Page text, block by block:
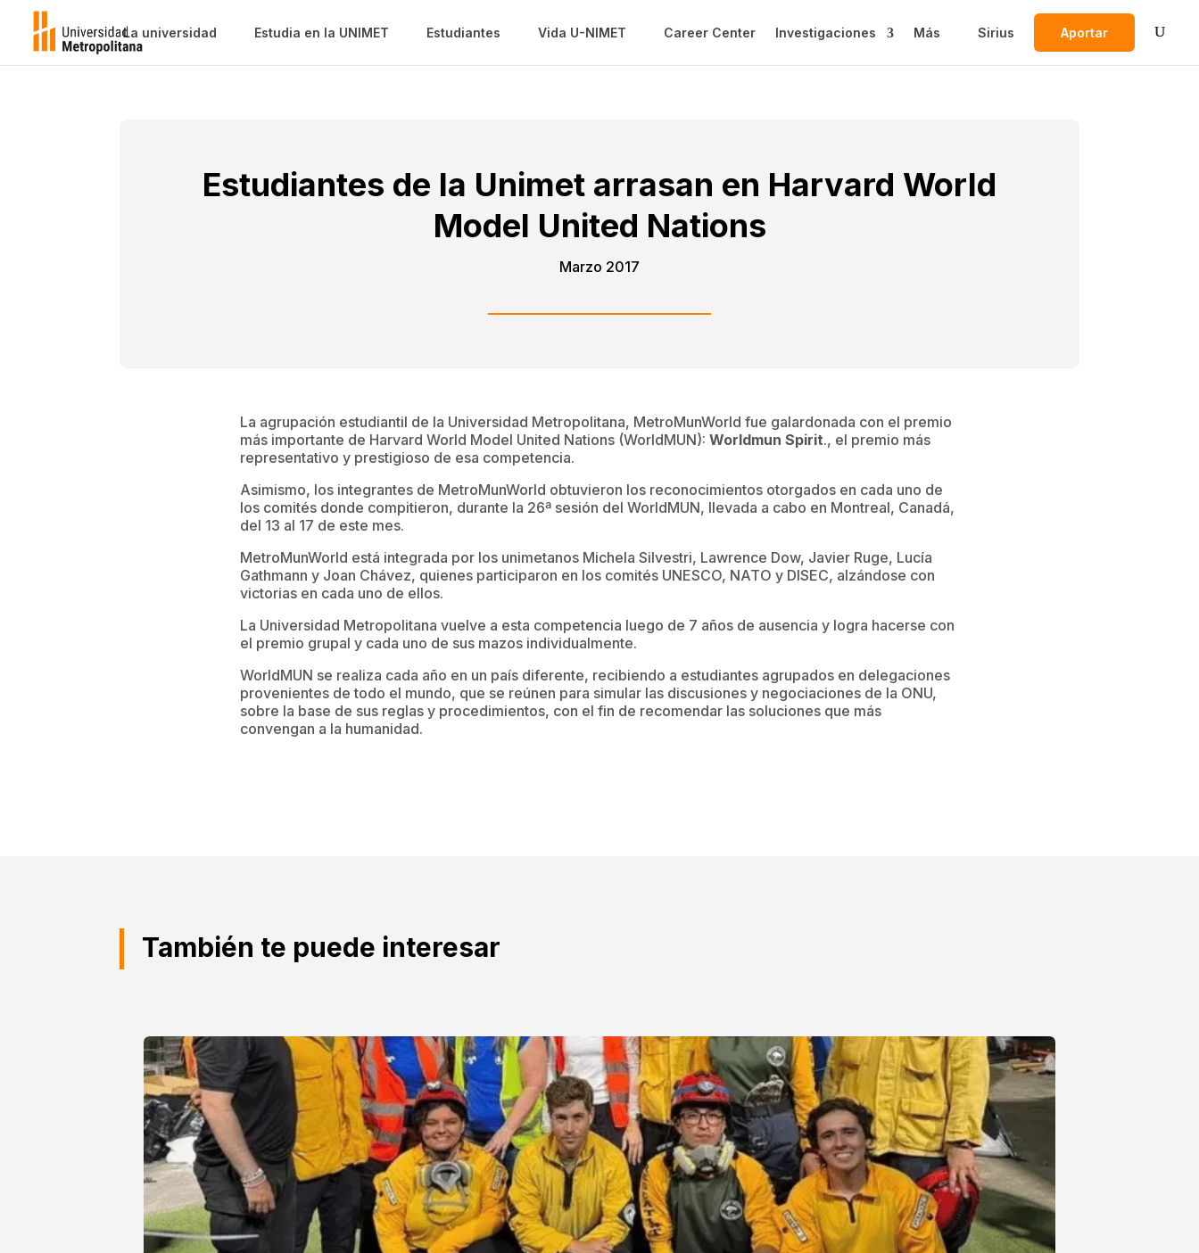
La universidad Estudia en la UNIMET Estudiantes Vida U-NIMET Career Center Investigaciones Más Sirius Aportar
Estudiantes de la Unimet arrasan en Harvard World
Model United Nations
Marzo 2017
La agrupación estudiantil de la Universidad Metropolitana, MetroMunWorld fue galardonada con el premio
más importante de Harvard World Model United Nations (WorldMUN): Worldmun Spirit., el premio más
representativo y prestigioso de esa competencia.
Asimismo, los integrantes de MetroMunWorld obtuvieron los reconocimientos otorgados en cada uno de
los comités donde compitieron, durante la 26ª sesión del WorldMUN, llevada a cabo en Montreal, Canadá,
del 13 al 17 de este mes.
MetroMunWorld está integrada por los unimetanos Michela Silvestri, Lawrence Dow, Javier Ruge, Lucía
Gathmann y Joan Chávez, quienes participaron en los comités UNESCO, NATO y DISEC, alzándose con
victorias en cada uno de ellos.
La Universidad Metropolitana vuelve a esta competencia luego de 7 años de ausencia y logra hacerse con
el premio grupal y cada uno de sus mazos individualmente.
WorldMUN se realiza cada año en un país diferente, recibiendo a estudiantes agrupados en delegaciones
provenientes de todo el mundo, que se reúnen para simular las discusiones y negociaciones de la ONU,
sobre la base de sus reglas y procedimientos, con el fin de recomendar las soluciones que más
convengan a la humanidad.
También te puede interesar